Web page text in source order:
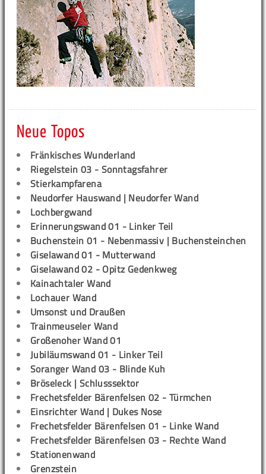
Neue Topos
Fränkisches Wunderland
Riegelstein 03 - Sonntagsfahrer
Stierkampfarena
Neudorfer Hauswand | Neudorfer Wand
Lochbergwand
Erinnerungswand 01 - Linker Teil
Buchenstein 01 - Nebenmassiv | Buchensteinchen
Giselawand 01 - Mutterwand
Giselawand 02 - Opitz Gedenkweg
Kainachtaler Wand
Lochauer Wand
Umsonst und Draußen
Trainmeuseler Wand
Großenoher Wand 01
Jubiläumswand 01 - Linker Teil
Soranger Wand 03 - Blinde Kuh
Bröseleck | Schlusssektor
Frechetsfelder Bärenfelsen 02 - Türmchen
Einsrichter Wand | Dukes Nose
Frechetsfelder Bärenfelsen 01 - Linke Wand
Frechetsfelder Bärenfelsen 03 - Rechte Wand
Stationenwand
Grenzstein